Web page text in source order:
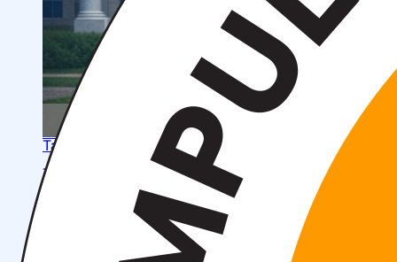
OTM tuzilmasi
Institut prezidenti murojaati Impuls Tibbiyot Instituti
Tarixi Missiya va kelajakdagi maqsadBoshqaruv
kengashi
Akkreditatsiya va litsenziyalar
hujjatlar
Talabalar uchun ma’lumotlar
Talabalar uchun grantlar va imtiyozlar
Talabalar
jamiyati (Student union)
Tayyorlov kurslari
Xorijiy abituriyentlar uchun Savol-javob (FAQ)